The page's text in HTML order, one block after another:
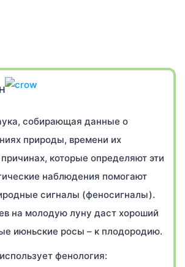
собирающая данные о
природы, времени их
которые определяют эти
наблюдения помогают
сигналы (феносигналы).
на молодую луну даст хороший
июньские росы – к плодородию.
фенология: